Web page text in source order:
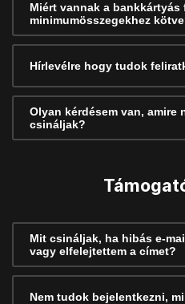
Miért vannak a bankkártyás
minimumösszegekhez
Hírlevélre hogy tudok
Olyan kérdésem van, amire
csináljak?
Mit csináljak, ha hibás e-
vagy elfelejtettem a címet?
Nem tudok bejelentkezni,